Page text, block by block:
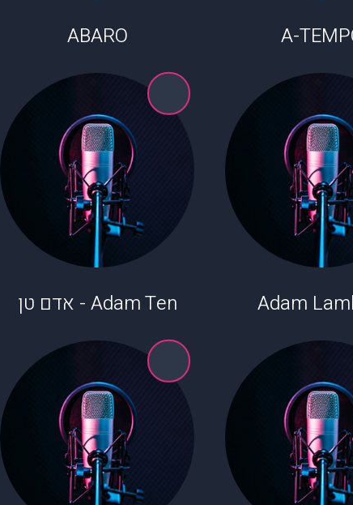
A-
ABARO
Adam Adam Ten - אדם טן